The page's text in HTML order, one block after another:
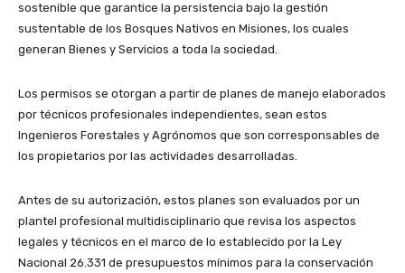
sostenible que garantice la persistencia bajo la gestión
sustentable de los Bosques Nativos en Misiones, los cuales
generan Bienes y Servicios a toda la sociedad.
Los permisos se otorgan a partir de planes de manejo elaborados
por técnicos profesionales independientes, sean estos
Ingenieros Forestales y Agrónomos que son corresponsables de
los propietarios por las actividades desarrolladas.
Antes de su autorización, estos planes son evaluados por un
plantel profesional multidisciplinario que revisa los aspectos
legales y técnicos en el marco de lo establecido por la Ley
Nacional 26.331 de presupuestos mínimos para la conservación